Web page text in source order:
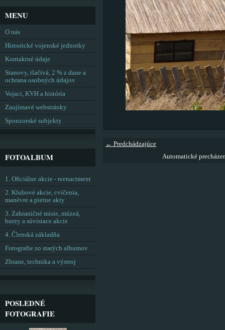
← Predchádzajúce
Automatické
MENU
O nás
Historické vojenské jednotky
Kontaktné údaje
Stanovy, tlačivá, 2 % z dane a
ochrana osobných údajov
Vojaci, KVH a história
Zaujímavé webstránky
Sponzorské subjekty
FOTOALBUM
1. Oficiálne akcie - reenactment
2. Klubové akcie, cvičenia,
manévre a pietne akty
3. Zahraničné misie, múzeá,
burzy a súvisiace akcie
4. Členská základňa
Fotografie zo starých albumov
Zbrane, technika a výstroj
POSLEDNÉ
FOTOGRAFIE